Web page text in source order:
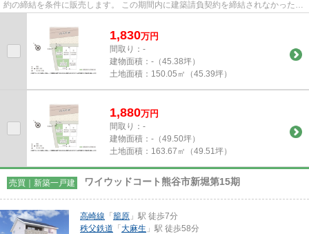
約の締結を条件に販売します。 この期間内に建築請負契約を締結されなかった場
合は、土地売買契約は白紙と...
1,830万円
間取り：-
建物面積： -（45.38坪）
土地面積： 150.05㎡（45.39坪）
1,880万円
間取り：-
建物面積： -（49.50坪）
土地面積： 163.67㎡（49.51坪）
売買｜新築一戸建 ワイウッドコート熊谷市新堀第15期
高崎線 「籠原 」駅 徒歩7分
秩父鉄道 「大麻生 」駅 徒歩58分